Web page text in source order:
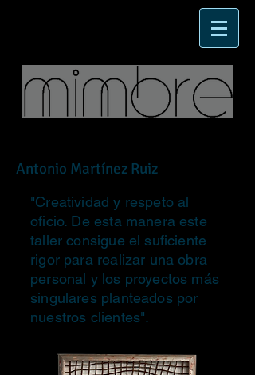
Antonio Martínez Ruiz
"Creatividad y respeto al
oficio. De esta manera este
taller consigue el suficiente
rigor para realizar una obra
personal y los proyectos más
singulares planteados por
nuestros clientes".